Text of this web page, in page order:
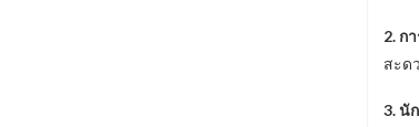
2. ก
สะด
3. นั